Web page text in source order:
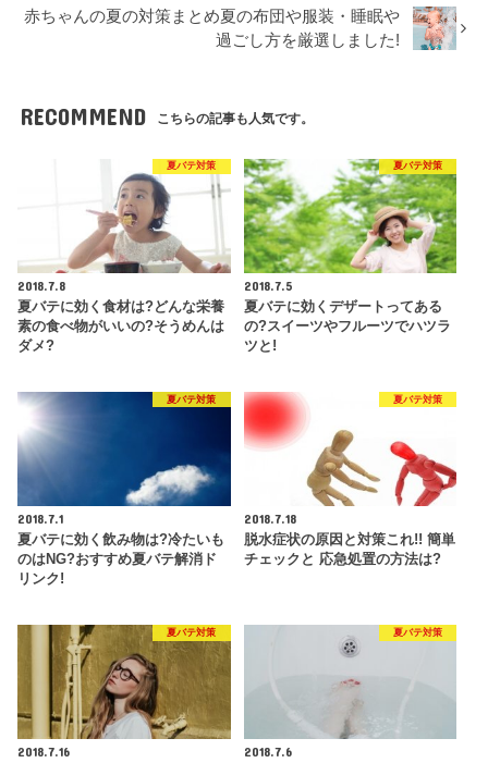
赤ちゃんの夏の対策まとめ夏の布団や服装・睡眠や
過ごし方を厳選しました!
RECOMMEND こちらの記事も人気です。
夏バテ対策
2018.7.8
夏バテに効く食材は?どんな栄養
素の食べ物がいいの?そうめんは
ダメ?
夏バテ対策
2018.7.5
夏バテに効くデザートってある
の?スイーツやフルーツでハツラ
ツと!
夏バテ対策
2018.7.1
夏バテに効く飲み物は?冷たいも
のはNG?おすすめ夏バテ解消ド
リンク!
夏バテ対策
2018.7.18
脱水症状の原因と対策これ!! 簡単
チェックと 応急処置の方法は?
夏バテ対策
2018.7.16
夏バテ対策
2018.7.6